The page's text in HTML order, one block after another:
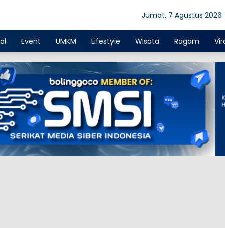
Jumat, 7 Agustus 2026
Event UMKM Lifestyle Wisata Ragam